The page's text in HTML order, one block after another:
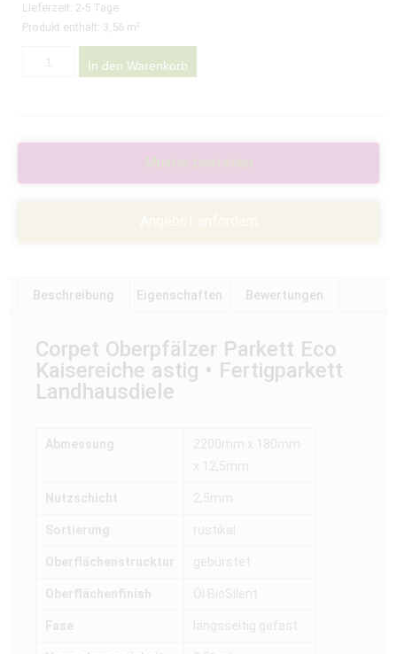
Lieferzeit: 2-5 Tage
Produkt enthält: 3,56 m²
In den Warenkorb
Beschreibung Eigenschaften Bewertungen
Corpet Oberpfälzer Parkett Eco
Kaisereiche astig • Fertigparkett
Landhausdiele
Abmessung
2200mm x 180mm
x 12,5mm
Nutzschicht 2,5mm
Sortierung rustikal
Oberflächenstrucktur gebürstet
Oberflächenfinish Öl BioSilent
Fase längsseitig gefast